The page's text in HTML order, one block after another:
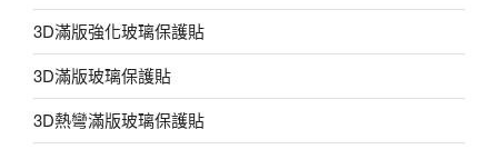
3D滿版強化玻璃保護貼
3D滿版玻璃保護貼
3D熱彎滿版玻璃保護貼